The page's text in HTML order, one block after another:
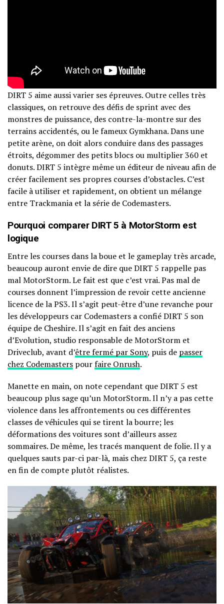
DIRT 5 aime aussi varier ses épreuves. Outre celles très
classiques, on retrouve des défis de sprint avec des
monstres de puissance, des contre-la-montre sur des
terrains accidentés, ou le fameux Gymkhana. Dans une
petite arène, on doit alors conduire dans des passages
étroits, dégommer des petits blocs ou multiplier 360 et
donuts. DIRT 5 intègre même un éditeur de niveau afin de
créer facilement ses propres courses d’obstacles. C’est
facile à utiliser et rapidement, on obtient un mélange
entre Trackmania et la série de Codemasters.
Pourquoi comparer DIRT 5 à MotorStorm est
logique
Entre les courses dans la boue et le gameplay très arcade,
beaucoup auront envie de dire que DIRT 5 rappelle pas
mal MotorStorm. Le fait est que c’est vrai. Pas mal de
courses donnent l’impression de revoir cette ancienne
licence de la PS3. Il s’agit peut-être d’une revanche pour
les développeurs car Codemasters a confié DIRT 5 son
équipe de Cheshire. Il s’agit en fait des anciens
d’Evolution, studio responsable de MotorStorm et
Driveclub, avant d’être fermé par Sony, puis de passer
chez Codemasters pourfaire Onrush.
Manette en main, on note cependant que DIRT 5 est
beaucoup plus sage qu’un MotorStorm. Il n’y a pas cette
violence dans les affrontements ou ces différentes
classes de véhicules qui se tirent la bourre; les
déformations des voitures sont d’ailleurs assez
sommaires. De même, les tracés manquent de folie. Il y a
quelques sauts par-ci par-là, mais chez DIRT 5, ça reste
en fin de compte plutôt réalistes.